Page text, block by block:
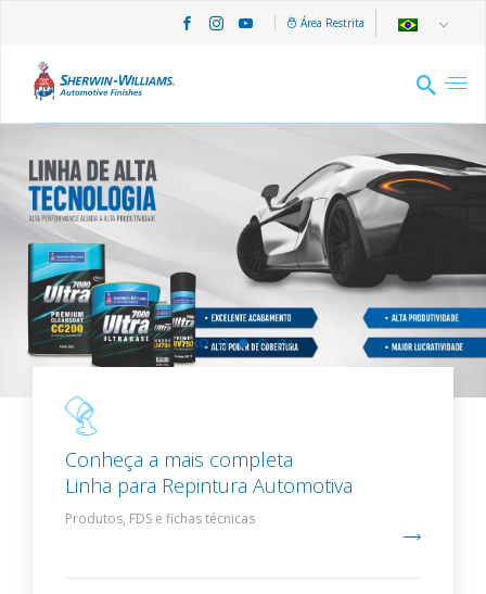
Área Restrita
‹ ›
Conheça a mais completa
Linha para Repintura Automotiva
Produtos, FDS e fichas técnicas